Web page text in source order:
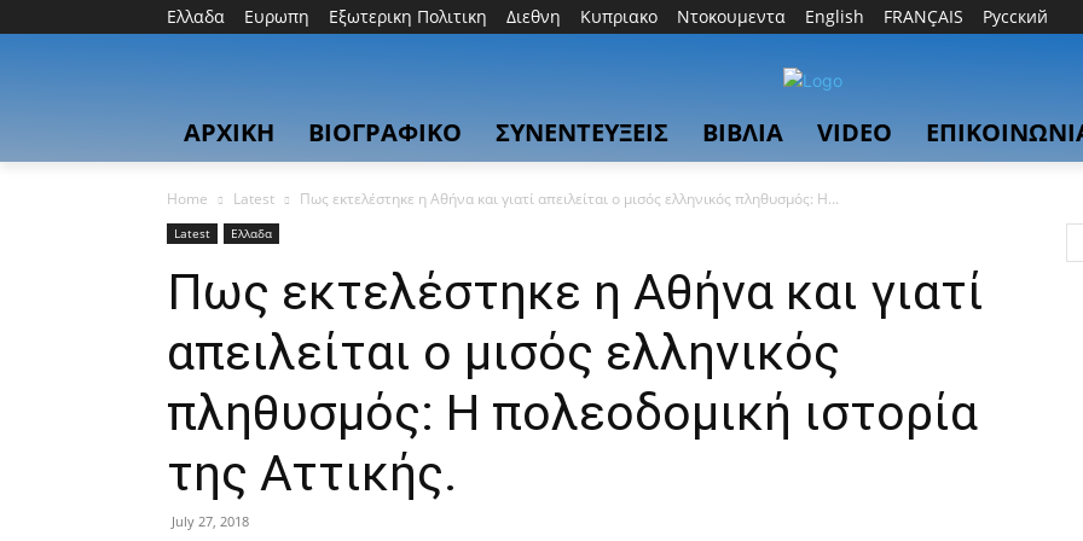
Ελλαδα Ευρωπη Εξωτερικη Πολιτικη Διεθνη Κυπριακο Ντοκουμεντα English FRANÇAIS Русский
ΑΡΧΙΚΗ ΒΙΟΓΡΑΦΙΚΟ ΣΥΝΕΝΤΕΥΞΕΙΣ ΒΙΒΛΙΑ VIDEO
Home Latest Πως εκτελέστηκε η Αθήνα και γιατί απειλείται ο μισός ελληνικός πληθυσμός: Η...
Latest Ελλαδα
Πως εκτελέστηκε η Αθήνα και γιατί
απειλείται ο μισός ελληνικός
πληθυσμός: Η πολεοδομική ιστορία
της Αττικής.
July 27, 2018